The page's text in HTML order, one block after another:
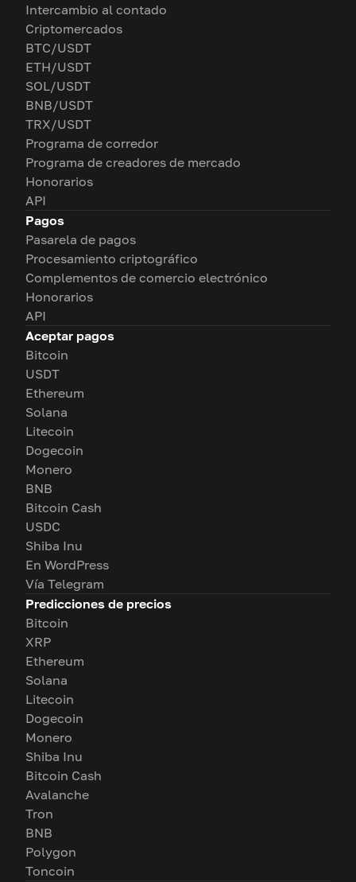
Intercambio al contado
Criptomercados
BTC/USDT
ETH/USDT
SOL/USDT
BNB/USDT
TRX/USDT
Programa de corredor
Programa de creadores de mercado
Honorarios
API
Pagos
Pasarela de pagos
Procesamiento criptográfico
Complementos de comercio electrónico
Honorarios
API
Aceptar pagos
Bitcoin
USDT
Ethereum
Solana
Litecoin
Dogecoin
Monero
BNB
Bitcoin Cash
USDC
Shiba Inu
En WordPress
Vía Telegram
Predicciones de precios
Bitcoin
XRP
Ethereum
Solana
Litecoin
Dogecoin
Monero
Shiba Inu
Bitcoin Cash
Avalanche
Tron
BNB
Polygon
Toncoin